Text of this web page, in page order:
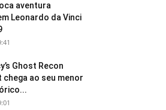
aventura
Leonardo da Vinci
Ghost Recon
chega ao seu menor